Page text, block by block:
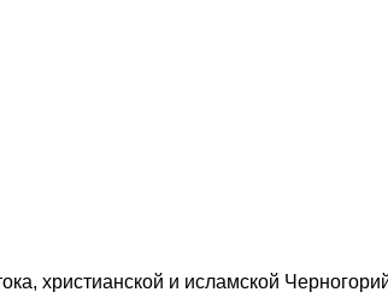
христианской и исламской